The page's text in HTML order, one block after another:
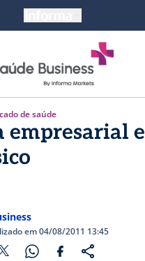
de saúde
empresarial e
em 04/08/2011 13:45